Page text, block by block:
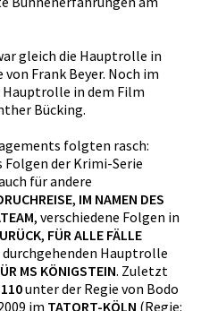
gleich die Hauptrolle in
Frank Beyer. Noch im
in dem Film
Bücking.
folgten rasch:
Folgen der Krimi-Serie
für andere
, IM NAMEN DES
, verschiedene Folgen in
, FÜR ALLE FÄLLE
Hauptrolle
MS KÖNIGSTEIN. Zuletzt
unter der Regie von Bodo
im TATORT-KÖLN (Regie: